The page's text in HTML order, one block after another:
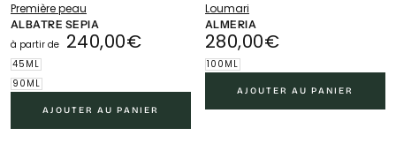
Première peau
ALBATRE SEPIA
240,00€
à partir de PRIX
240,00€
45ML
90ML
AJOUTER AU PANIER
Loumari
ALMERIA
280,00€
PRIX
RÉGULIER
280,00€
100ML
AJOUTER AU PANIER